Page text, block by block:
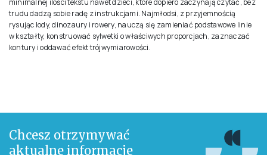
minimalnej ilości tekstu nawet dzieci, które dopiero zaczynają czytać, bez
trudu dadzą sobie radę z instrukcjami. Najmłodsi, z przyjemnością
rysując lody, dinozaury i rowery, nauczą się zamieniać podstawowe linie
w kształty, konstruować sylwetki o właściwych proporcjach, zaznaczać
kontury i oddawać efekt trójwymiarowości.
Chcesz otrzymywać
aktualne informacje